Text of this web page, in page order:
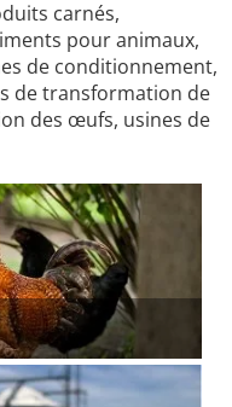
carnés,
pour animaux,
de conditionnement,
de transformation de
des œufs, usines de